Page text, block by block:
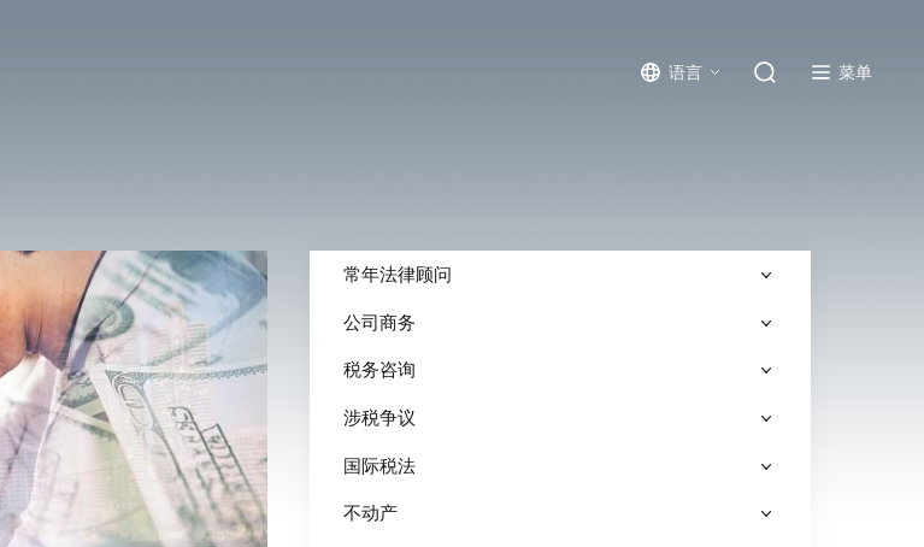
语言 菜单
常年法律顾问
公司商务
税务咨询
涉税争议
国际税法
不动产